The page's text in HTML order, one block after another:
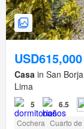
USD615,000
Casa in San
Lima
5 6.5
Cochera Cuarto de